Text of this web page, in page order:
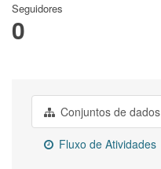
Seguidores
0
Conjuntos de dados
Fluxo de Atividades